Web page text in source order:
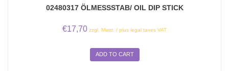
02480317 ÖLMESSSTAB/ OIL DIP STICK
€17,70 zzgl. Mwst. / plus legal taxes VAT
ADD TO CART